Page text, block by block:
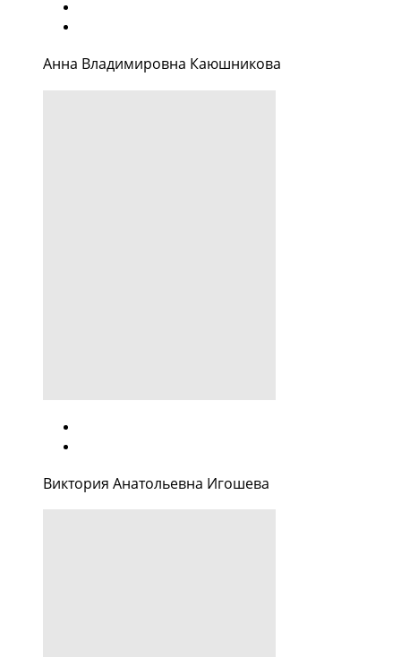
Анна Владимировна Каюшникова
Виктория Анатольевна Игошева